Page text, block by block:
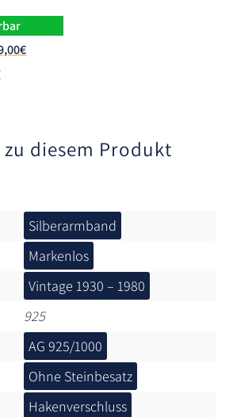
zu diesem Produkt
Silberarmband
Markenlos
Vintage 1930 – 1980
925
AG 925/1000
Ohne Steinbesatz
Hakenverschluss